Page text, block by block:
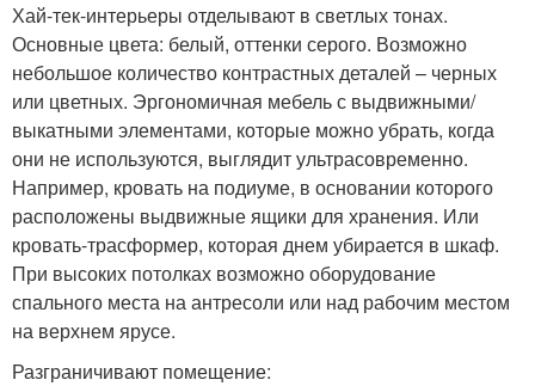
Хай-тек-интерьеры отделывают в светлых тонах.
Основные цвета: белый, оттенки серого. Возможно
небольшое количество контрастных деталей – черных
или цветных. Эргономичная мебель с выдвижными/
выкатными элементами, которые можно убрать, когда
они не используются, выглядит ультрасовременно.
Например, кровать на подиуме, в основании которого
расположены выдвижные ящики для хранения. Или
кровать-трасформер, которая днем убирается в шкаф.
При высоких потолках возможно оборудование
спального места на антресоли или над рабочим местом
на верхнем ярусе.
Разграничивают помещение: